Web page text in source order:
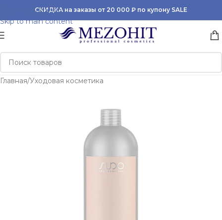
Skip to navigation
Skip to main content
СКИДКА на заказы от 20 000 ₽ по купону SALE
Главная/Уходовая косметика